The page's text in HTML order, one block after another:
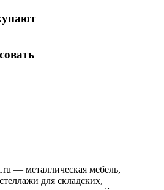
— металлическая мебель,
для складских,